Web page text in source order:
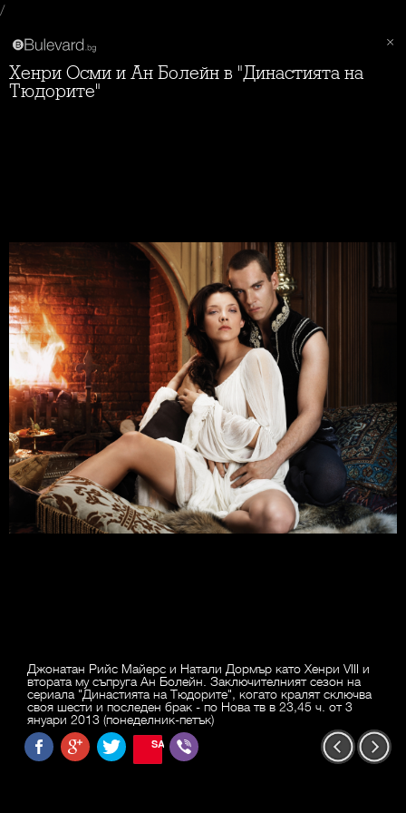
/
Хенри Осми и Ан Болейн в "Династията на
Тюдорите"
Джонатан Рийс Майерс и Натали Дормър като Хенри VIII и
втората му съпруга Ан Болейн. Заключителният сезон на
сериала "Династията на Тюдорите", когато кралят сключва
своя шести и последен брак - по Нова тв в 23,45 ч. от 3
януари 2013 (понеделник-петък)
SAVE